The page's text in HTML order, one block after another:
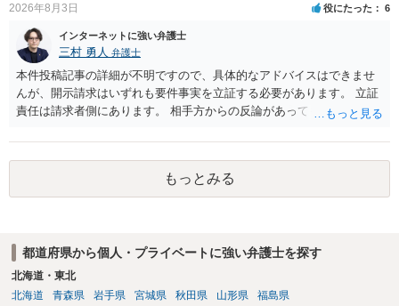
2026年8月3日 役にたった 6
インターネットに強い弁護士
三村 勇人 弁護士
本件投稿記事の詳細が不明ですので、具体的なアドバイスはできませ
んが、開示請求はいずれも要件事実を立証する必要があります。 立証
責任は請求者側にあります。 相手方からの反論があっても、裁判官が
方が口頭で反論したのは、仮処分は迅速性が要求されるためです。 書
面での反論となれば、より遅延する可能性がございます。 また、本件
はXのため、APのIPアドレスの保存期間の問題もございます。 開示請
求は法律知識が不可欠ですが、それだけでは足りず、実務を踏まえた
もっとみる
都道府県から個人・プライベートに強い弁護士を探す
北海道・東北
北海道
青森県 岩手県 宮城県 秋田県 山形県 福島県